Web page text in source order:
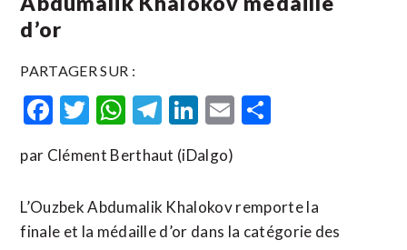
d’or
PARTAGER SUR :
Facebook
Twitter
WhatsApp
Telegram
LinkedIn
Email
par Clément Berthaut (iDalgo)
L’Ouzbek Abdumalik Khalokov remporte la
finale et la médaille d’or dans la catégorie des